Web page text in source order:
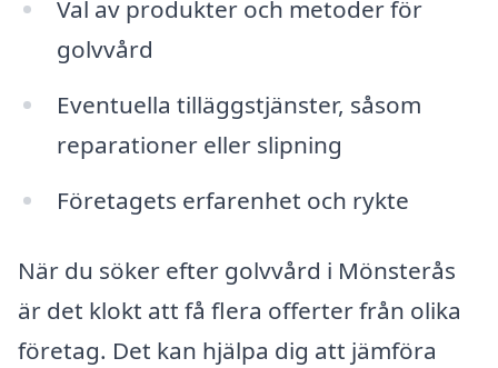
Val av produkter och metoder för
golvvård
Eventuella tilläggstjänster, såsom
reparationer eller slipning
Företagets erfarenhet och rykte
När du söker efter golvvård i Mönsterås
är det klokt att få flera offerter från olika
företag. Det kan hjälpa dig att jämföra